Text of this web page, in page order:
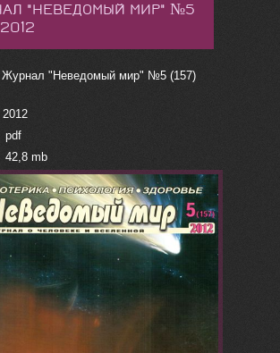
"НЕВЕДОМЫЙ МИР" №5
Журнал "Неведомый мир" №5 (157)
mb